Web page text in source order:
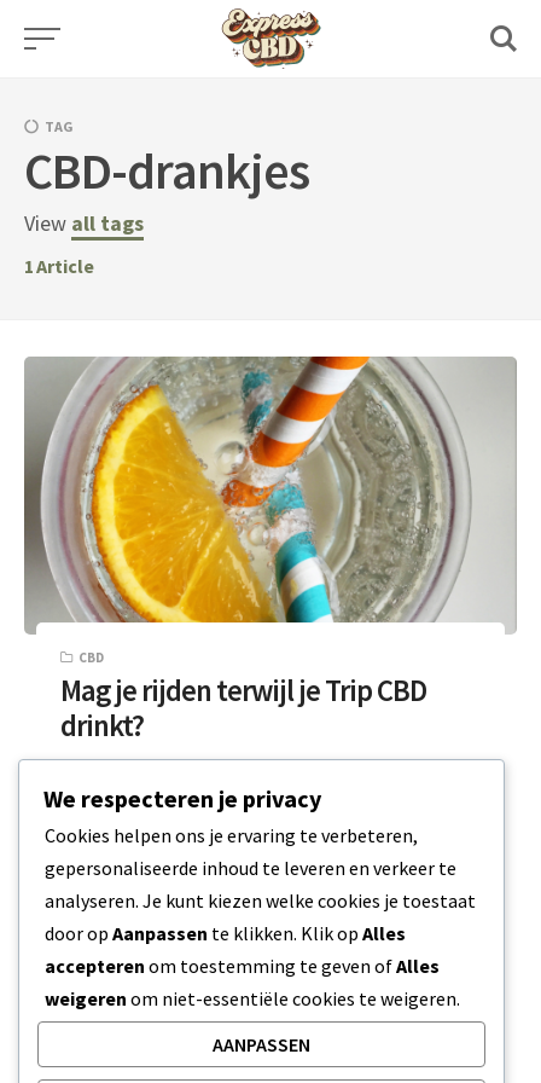
Skip
TAG
CBD-drankjes
View all tags
1Article
CBD
Mag je rijden terwijl je Trip CBD
drinkt?
pleziertje zoals een drankje met CBD echt het
verschil maken. Maar…
3 MIN READ 16 FEBRUARI 2024
We respecteren je privacy
Cookies helpen ons je ervaring te verbeteren,
gepersonaliseerde inhoud te leveren en verkeer te
analyseren. Je kunt kiezen welke cookies je toestaat
door op Aanpassen te klikken. Klik op Alles
accepteren om toestemming te geven ofAlles
weigeren om niet-essentiële cookies te weigeren.
AANPASSEN